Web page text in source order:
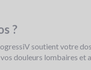
?
soutient votre
douleurs lombaires et